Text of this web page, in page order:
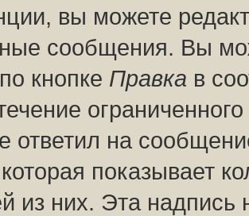
вы можете
сообщения. Вы
кнопке Правка в
ответил на
показывает
из них. Эта